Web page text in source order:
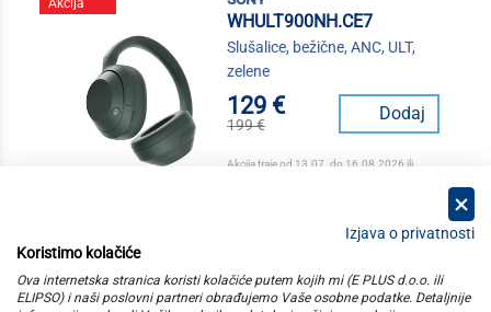
Akcija
WHULT900NH.CE7
Slušalice, bežične, ANC, ULT,
zelene
129 €
199 €
Dodaj
Akcija traje od 13.07. do 16.08.2026 ili
kategorije
Izjava o privatnosti
Koristimo kolačiće
Ova internetska stranica koristi kolačiće putem kojih mi (E PLUS d.o.o. ili
ELIPSO) i naši poslovni partneri obrađujemo Vaše osobne podatke. Detaljnije